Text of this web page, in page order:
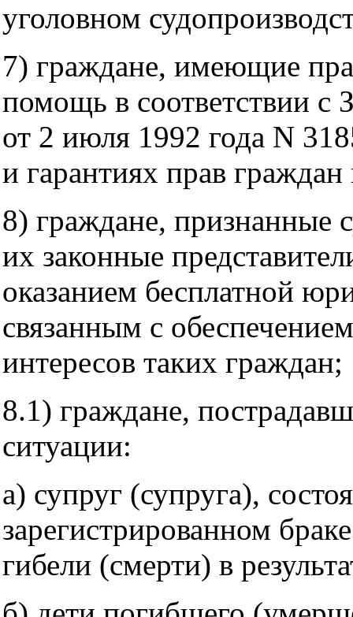
уголовном
7) граждане, имеющие
помощь в соответствии с
от 2 июля 1992 года N
и гарантиях прав
8) граждане, признанные
их законные
оказанием бесплатной
связанным с
интересов таких граждан;
8.1) граждане,
ситуации:
а) супруг (супруга),
зарегистрированном
гибели (смерти) в